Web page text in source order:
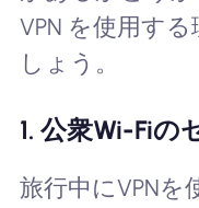
VPN を使用す
しょう。
1. 公衆Wi-Fiの
旅行中にVPNを